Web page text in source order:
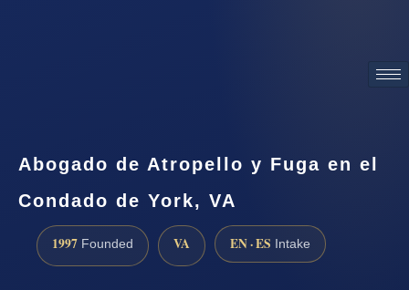
Abogado de Atropello y Fuga en el
Condado de York, VA
1997 Founded VA EN · ES Intake